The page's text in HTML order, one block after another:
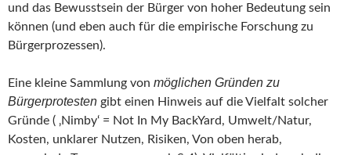
und das Bewusstsein der Bürger von hoher Bedeutung sein
können (und eben auch für die empirische Forschung zu
Bürgerprozessen).
Eine kleine Sammlung von möglichen Gründen zu
Bürgerprotesten gibt einen Hinweis auf die Vielfalt solcher
Gründe ( ‚Nimby‘ = Not In My BackYard, Umwelt/Natur,
Kosten, unklarer Nutzen, Risiken, Von oben herab,